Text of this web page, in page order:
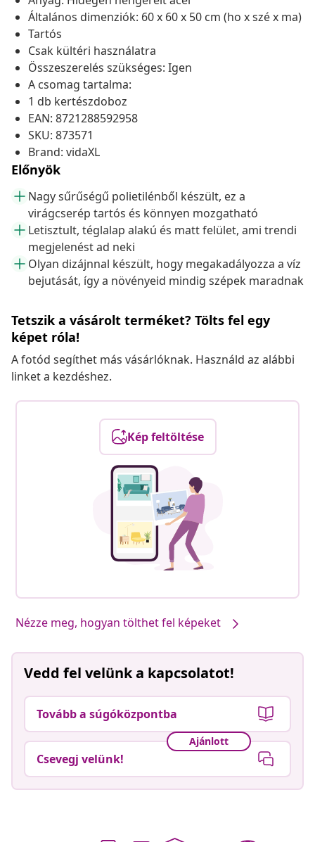
Általános dimenziók: 60 x 60 x 50 cm (ho x szé x ma)
Tartós
Csak kültéri használatra
Összeszerelés szükséges: Igen
A csomag tartalma:
1 db kertészdoboz
EAN: 8721288592958
SKU: 873571
Brand: vidaXL
Előnyök
Nagy sűrűségű polietilénből készült, ez a
virágcserép tartós és könnyen mozgatható
Letisztult, téglalap alakú és matt felület, ami trendi
megjelenést ad neki
Olyan dizájnnal készült, hogy megakadályozza a víz
bejutását, így a növényeid mindig szépek maradnak
Tetszik a vásárolt terméket? Tölts fel egy
képet róla!
A fotód segíthet más vásárlóknak. Használd az alábbi
linket a kezdéshez.
Kép feltöltése
Nézze meg, hogyan tölthet fel képeket
Vedd fel velünk a kapcsolatot!
Tovább a súgóközpontba
Ajánlott
Csevegj velünk!